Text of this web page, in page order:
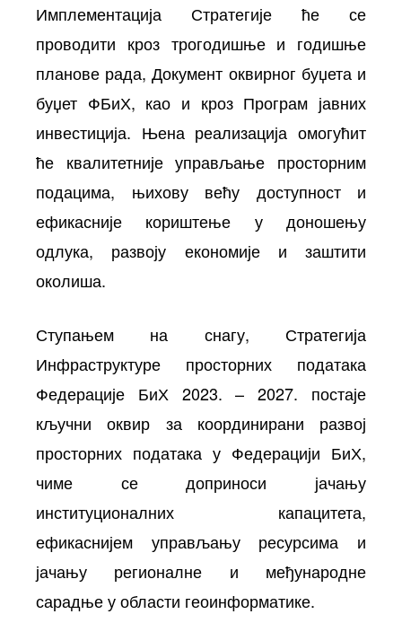
Имплементација Стратегије ће се
проводити кроз трогодишње и годишње
планове рада, Документ оквирног буџета и
буџет ФБиХ, као и кроз Програм јавних
инвестиција. Њена реализација омогућит
ће квалитетније управљање просторним
подацима, њихову већу доступност и
ефикасније кориштење у доношењу
одлука, развоју економије и заштити
околиша.
Ступањем на снагу, Стратегија
Инфраструктуре просторних података
Федерације БиХ 2023. – 2027. постаје
кључни оквир за координирани развој
просторних података у Федерацији БиХ,
чиме се доприноси јачању
институционалних капацитета,
ефикаснијем управљању ресурсима и
јачању регионалне и међународне
сарадње у области геоинформатике.